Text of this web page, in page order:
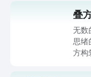
叠
无数
思绪
方构